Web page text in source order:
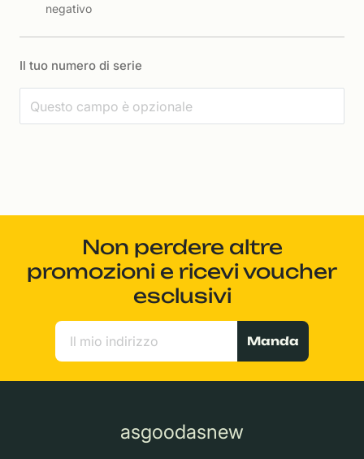
negativo
Il tuo numero di serie
Non perdere altre
promozioni e ricevi voucher
esclusivi
Manda
asgoodasnew